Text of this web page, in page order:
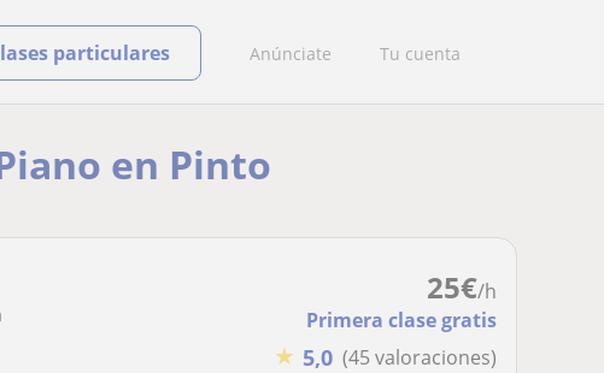
Anúnciate Tu cuenta
particulares
en Pinto
25€/h
Primera clase gratis
★ 5,0 (45 valoraciones)